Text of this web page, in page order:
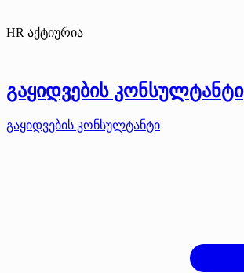
HR აქტიურია
გაყიდვების კონსულტანტი
გაყიდვების კონსულტანტი